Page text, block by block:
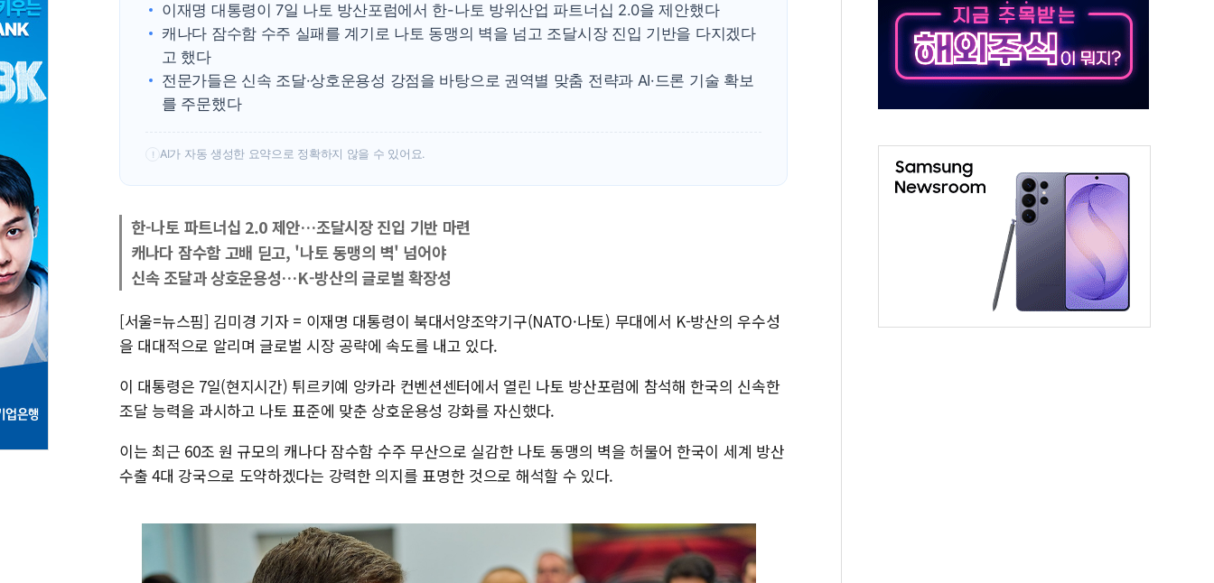
이재명 대통령이 7일 나토 방산포럼에서 한-나토 방위산업 파트너십 2.0을 제안했다
캐나다 잠수함 수주 실패를 계기로 나토 동맹의 벽을 넘고 조달시장 진입 기반을 다지겠다
고 했다
전문가들은 신속 조달·상호운용성 강점을 바탕으로 권역별 맞춤 전략과 AI·드론 기술 확보
를 주문했다
! AI가 자동 생성한 요약으로 정확하지 않을 수 있어요.
한-나토 파트너십 2.0 제안…조달시장 진입 기반 마련
캐나다 잠수함 고배 딛고, '나토 동맹의 벽' 넘어야
신속 조달과 상호운용성…K-방산의 글로벌 확장성
[서울=뉴스핌] 김미경 기자 = 이재명 대통령이 북대서양조약기구(NATO·나토) 무대에서 K-방산의 우수성
을 대대적으로 알리며 글로벌 시장 공략에 속도를 내고 있다.
이 대통령은 7일(현지시간) 튀르키예 앙카라 컨벤션센터에서 열린 나토 방산포럼에 참석해 한국의 신속한
조달 능력을 과시하고 나토 표준에 맞춘 상호운용성 강화를 자신했다.
이는 최근 60조 원 규모의 캐나다 잠수함 수주 무산으로 실감한 나토 동맹의 벽을 허물어 한국이 세계 방산
수출 4대 강국으로 도약하겠다는 강력한 의지를 표명한 것으로 해석할 수 있다.